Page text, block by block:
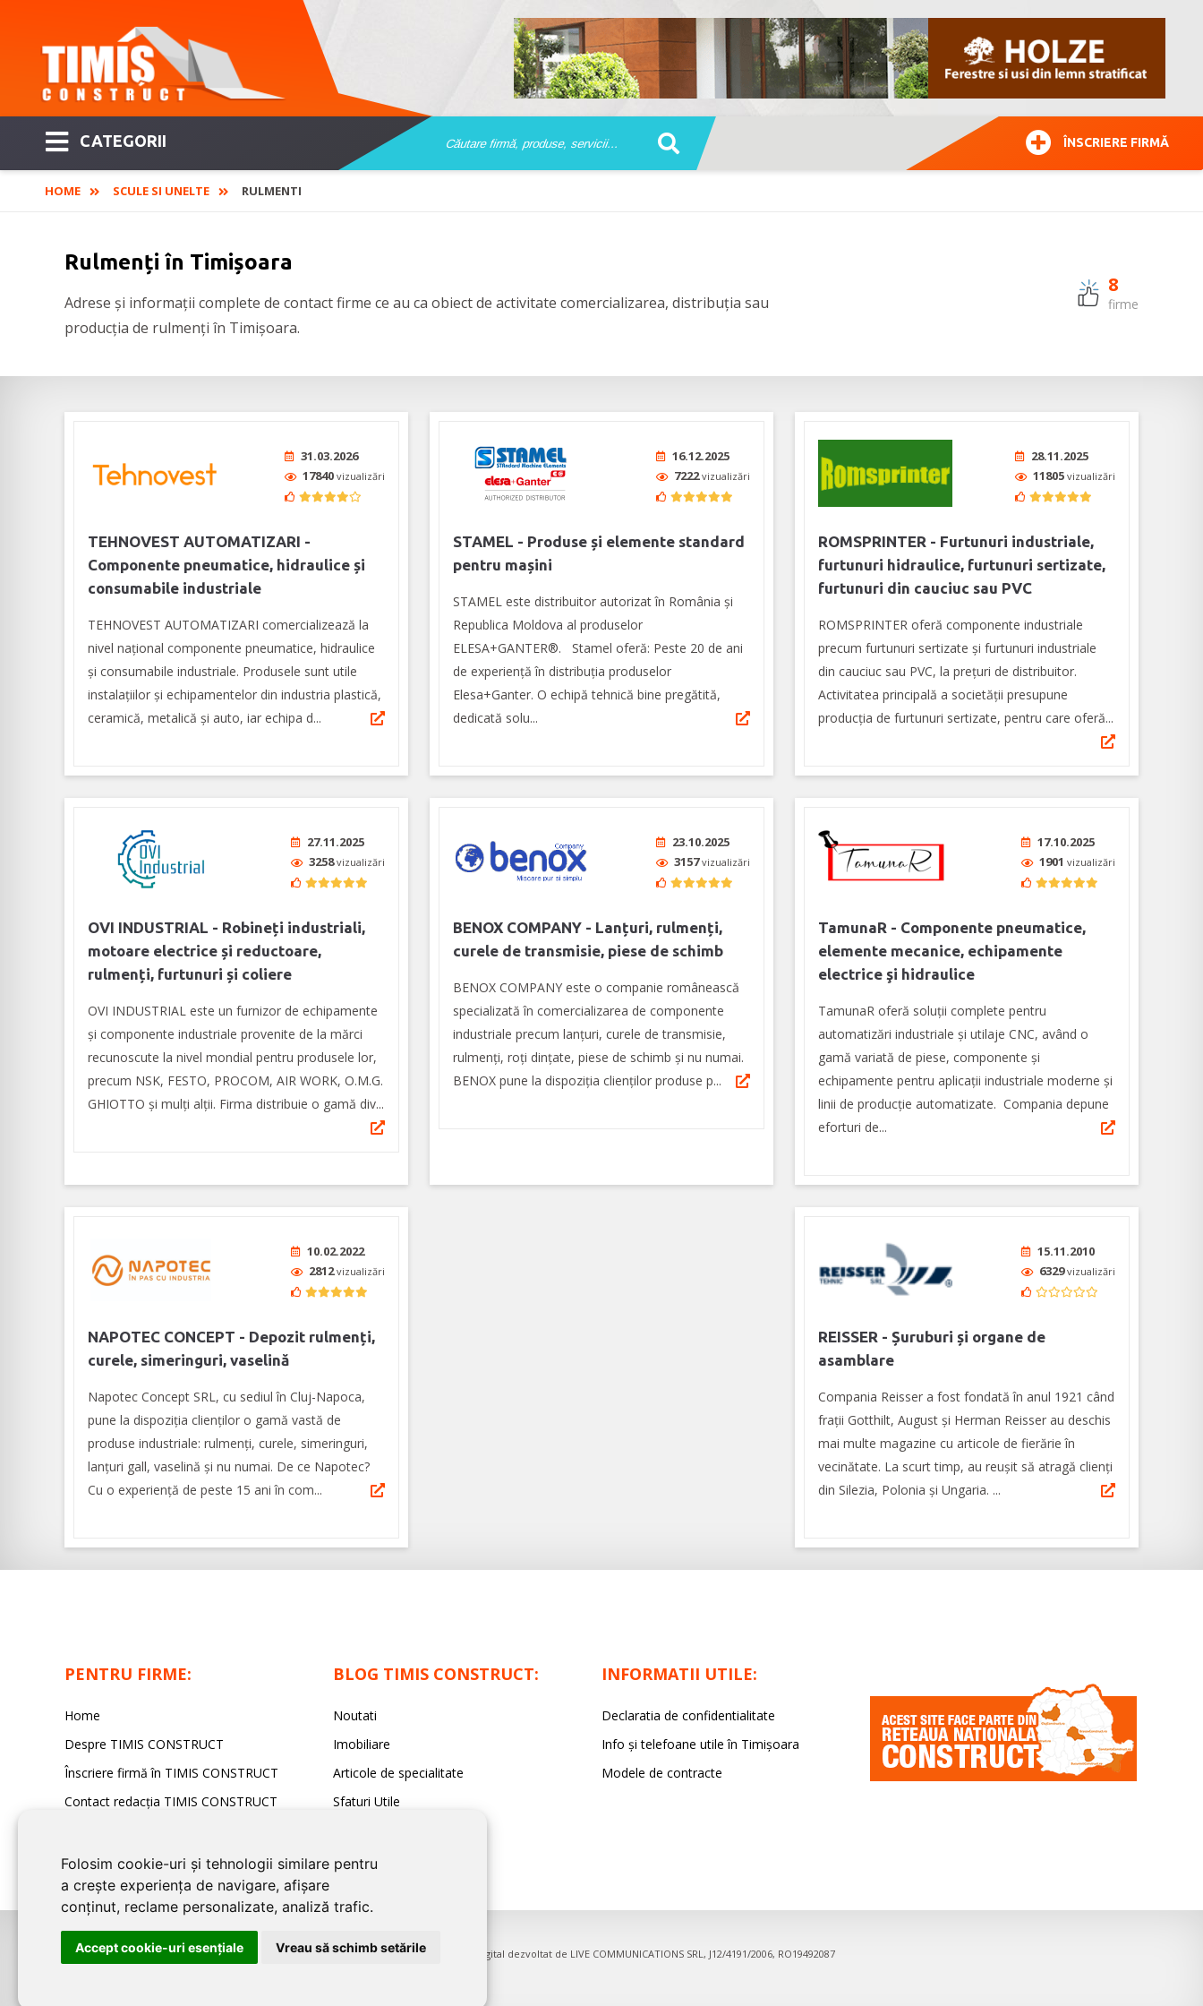
Folosim cookie-uri și tehnologii similare pentru
a crește experiența de navigare, afișare
conținut, reclame personalizate, analiză trafic.
Accept cookie-uri esenţiale Vreau să schimb setările
CATEGORII ÎNSCRIERE FIRMĂ
HOME SCULE SI UNELTE RULMENTI
Rulmenți în Timișoara
Adrese și informații complete de contact firme ce au ca obiect de activitate comercializarea, distribuția sau
producția de rulmenți în Timișoara.
8
firme
31.03.2026
17840 vizualizări
TEHNOVEST AUTOMATIZARI -
Componente pneumatice, hidraulice și
consumabile industriale
TEHNOVEST AUTOMATIZARI comercializează la
nivel național componente pneumatice, hidraulice
și consumabile industriale. Produsele sunt utile
instalațiilor și echipamentelor din industria plastică,
ceramică, metalică și auto, iar echipa d...
16.12.2025
7222vizualizări
STAMEL - Produse și elemente standard
pentru mașini
STAMEL este distribuitor autorizat în România și
Republica Moldova al produselor
ELESA+GANTER®. Stamel oferă: Peste 20 de ani
de experiență în distribuția produselor
Elesa+Ganter. O echipă tehnică bine pregătită,
dedicată solu...
28.11.2025
11805 vizualizări
ROMSPRINTER - Furtunuri industriale,
furtunuri hidraulice, furtunuri sertizate,
furtunuri din cauciuc sau PVC
ROMSPRINTER oferă componente industriale
precum furtunuri sertizate și furtunuri industriale
din cauciuc sau PVC, la prețuri de distribuitor.
Activitatea principală a societăţii presupune
producţia de furtunuri sertizate, pentru care oferă...
27.11.2025
3258vizualizări
OVI INDUSTRIAL - Robineți industriali,
motoare electrice și reductoare,
rulmenți, furtunuri și coliere
OVI INDUSTRIAL este un furnizor de echipamente
și componente industriale provenite de la mărci
recunoscute la nivel mondial pentru produsele lor,
precum NSK, FESTO, PROCOM, AIR WORK, O.M.G.
GHIOTTO și mulți alții. Firma distribuie o gamă div...
23.10.2025
3157vizualizări
BENOX COMPANY - Lanțuri, rulmenți,
curele de transmisie, piese de schimb
BENOX COMPANY este o companie românească
specializată în comercializarea de componente
industriale precum lanţuri, curele de transmisie,
rulmenţi, roţi dinţate, piese de schimb şi nu numai.
BENOX pune la dispoziția clienţilor produse p...
17.10.2025
1901 vizualizări
TamunaR - Componente pneumatice,
elemente mecanice, echipamente
electrice şi hidraulice
TamunaR oferă soluții complete pentru
automatizări industriale și utilaje CNC, având o
gamă variată de piese, componente şi
echipamente pentru aplicaţii industriale moderne şi
linii de producţie automatizate. Compania depune
eforturi de...
10.02.2022
2812vizualizări
NAPOTEC CONCEPT - Depozit rulmenți,
curele, simeringuri, vaselină
Napotec Concept SRL, cu sediul în Cluj-Napoca,
pune la dispoziția clienților o gamă vastă de
produse industriale: rulmenți, curele, simeringuri,
lanțuri gall, vaselină și nu numai. De ce Napotec?
Cu o experiență de peste 15 ani în com...
15.11.2010
6329vizualizări
REISSER - Șuruburi și organe de
asamblare
Compania Reisser a fost fondată în anul 1921 când
frații Gotthilt, August și Herman Reisser au deschis
mai multe magazine cu articole de fierărie în
vecinătate. La scurt timp, au reușit să atragă clienți
din Silezia, Polonia și Ungaria. ...
PENTRU FIRME:
Home
Despre TIMIS CONSTRUCT
Înscriere firmă în TIMIS CONSTRUCT
Contact redacția TIMIS CONSTRUCT
BLOG TIMIS CONSTRUCT:
Noutati
Imobiliare
Articole de specialitate
Sfaturi Utile
INFORMATII UTILE:
Declaratia de confidentialitate
Info și telefoane utile în Timișoara
Modele de contracte
©2026TIMIS CONSTRUCT este un serviciu de promovare online pentru firme. Proiect digital dezvoltat de LIVE COMMUNICATIONS SRL, J12/4191/2006, RO19492087